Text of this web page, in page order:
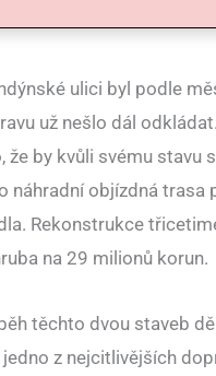
ulici byl podle
už nešlo dál
že by kvůli svému stavu
náhradní objízdná trasa
Rekonstrukce
na 29 milionů korun.
těchto dvou staveb
jedno z nejcitlivějších